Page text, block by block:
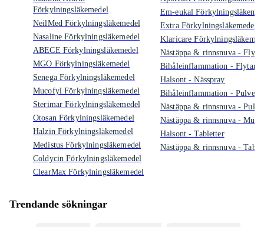
Förkylningsläkemedel
NeilMed Förkylningsläkemedel
Nasaline Förkylningsläkemedel
ABECE Förkylningsläkemedel
MGO Förkylningsläkemedel
Senega Förkylningsläkemedel
Mucofyl Förkylningsläkemedel
Sterimar Förkylningsläkemedel
Otosan Förkylningsläkemedel
Halzin Förkylningsläkemedel
Medistus Förkylningsläkemedel
Coldycin Förkylningsläkemedel
ClearMax Förkylningsläkemedel
Em-eukal
Extra Förkylningsläkemedel
Klaricare
Nästäppa & rinnsnuva -
Bihåleinflammation -
Halsont - Nässpray
Bihåleinflammation - Pulver
Nästäppa & rinnsnuva -
Nästäppa & rinnsnuva -
Halsont - Tabletter
Nästäppa & rinnsnuva -
Trendande sökningar